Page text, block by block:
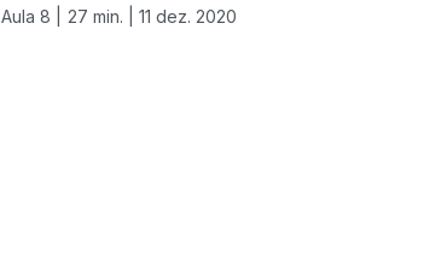
Aula 8 | 27 min. | 11 dez. 2020